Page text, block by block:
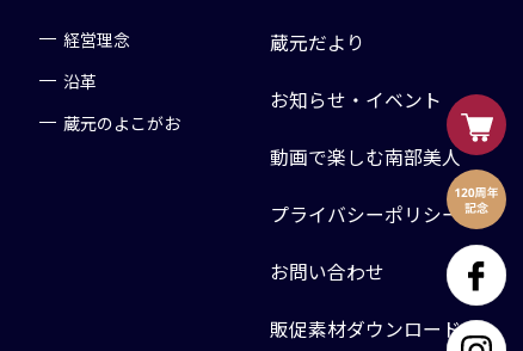
経営理念
沿革
蔵元のよこがお
蔵元だより
お知らせ・イベント
動画で楽しむ南部美人
プライバシーポリシー
お問い合わせ
販促素材ダウンロード